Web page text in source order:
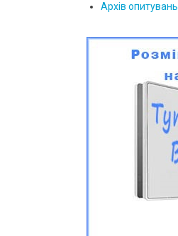
Архів опитувань